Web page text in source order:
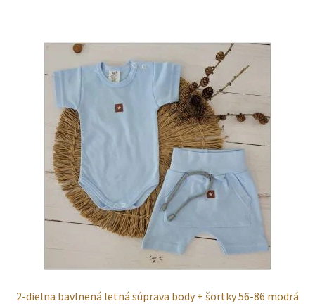
2-dielna bavlnená letná súprava body + šortky 56-86 modrá